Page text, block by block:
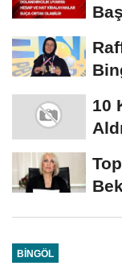
10
BINGÖL